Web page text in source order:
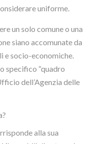
uniforme.
un solo comune o una
siano accomunate da
e socio-economiche.
specifico “quadro
dell’Agenzia delle
alla sua